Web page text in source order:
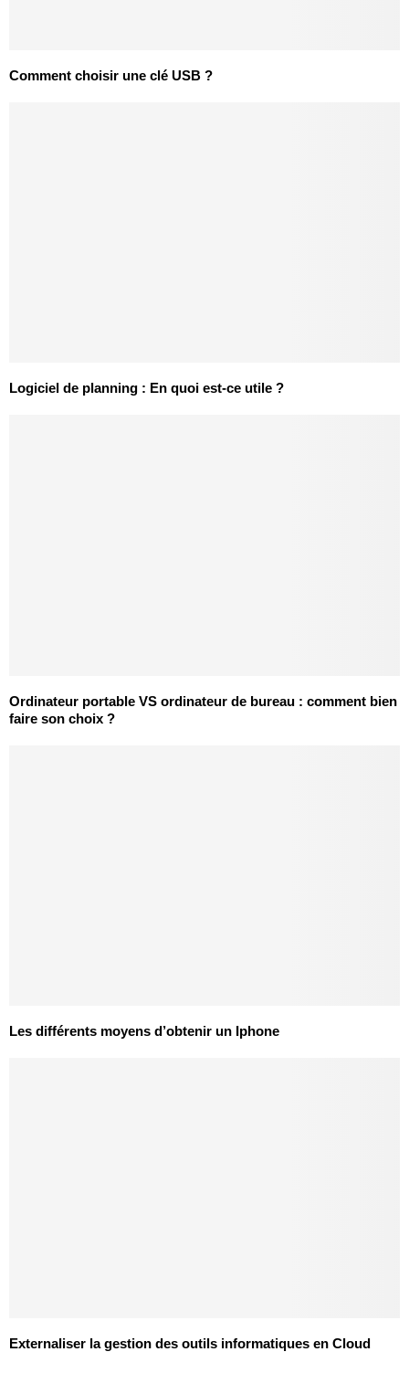
Comment choisir une clé USB ?
Logiciel de planning : En quoi est-ce utile ?
Ordinateur portable VS ordinateur de bureau : comment bien
faire son choix ?
Les différents moyens d’obtenir un Iphone
Externaliser la gestion des outils informatiques en Cloud